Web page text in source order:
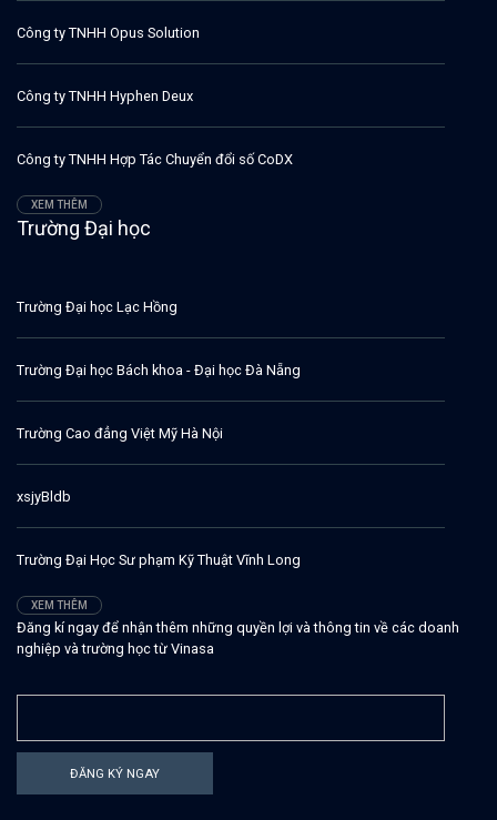
Công ty TNHH Opus Solution
Công ty TNHH Hyphen Deux
Công ty TNHH Hợp Tác Chuyển đổi số CoDX
XEM THÊM
Trường Đại học
Trường Đại học Lạc Hồng
Trường Đại học Bách khoa - Đại học Đà Nẵng
Trường Cao đẳng Việt Mỹ Hà Nội
xsjyBldb
Trường Đại Học Sư phạm Kỹ Thuật Vĩnh Long
XEM THÊM
Đăng kí ngay để nhận thêm những quyền lợi và thông tin về các doanh
nghiệp và trường học từ Vinasa
ĐĂNG KÝ NGAY